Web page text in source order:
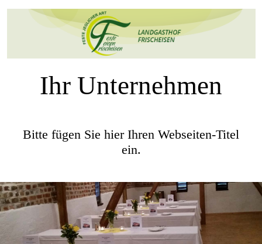
Ihr Unternehmen
Bitte fügen Sie hier Ihren Webseiten-Titel
ein.